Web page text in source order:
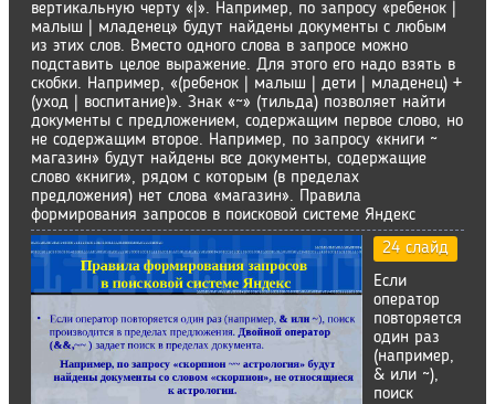
вертикальную черту «|». Например, по запросу «ребенок |
малыш | младенец» будут найдены документы с любым
из этих слов. Вместо одного слова в запросе можно
подставить целое выражение. Для этого его надо взять в
скобки. Например, «(ребенок | малыш | дети | младенец) +
(уход | воспитание)». Знак «~» (тильда) позволяет найти
документы с предложением, содержащим первое слово, но
не содержащим второе. Например, по запросу «книги ~
магазин» будут найдены все документы, содержащие
слово «книги», рядом с которым (в пределах
предложения) нет слова «магазин». Правила
формирования запросов в поисковой системе Яндекс
24 слайд
Если
оператор
повторяется
один раз
(например,
& или ~),
поиск